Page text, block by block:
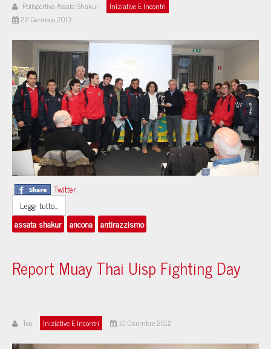
Polisportiva Assata Shakur
Iniziative E Incontri
22 Gennaio 2013
Twitter
Leggi tutto...
assata shakur ancona antirazzismo
Report Muay Thai Uisp Fighting Day
Teo Iniziative E Incontri 10 Dicembre 2012